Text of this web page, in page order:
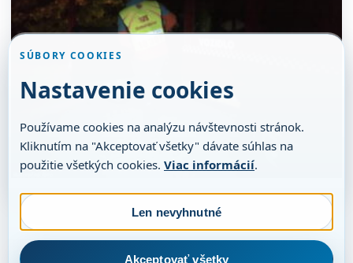
SÚBORY COOKIES
Nastavenie cookies
Používame cookies na analýzu návštevnosti stránok.
Kliknutím na "Akceptovať všetky" dávate súhlas na
použitie všetkých cookies. Viac informácií.
Len nevyhnutné
Akceptovať všetky